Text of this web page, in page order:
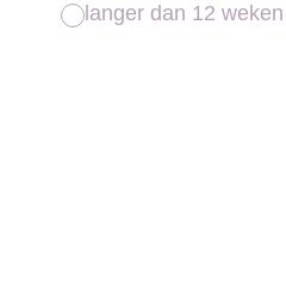
langer dan 12 weken